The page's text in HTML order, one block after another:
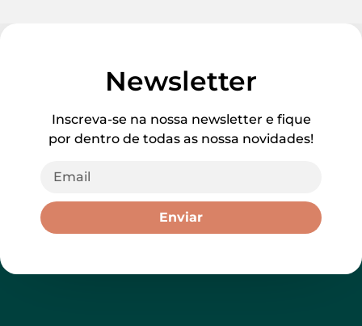
Newsletter
Inscreva-se na nossa newsletter e fique
por dentro de todas as nossa novidades!
Enviar